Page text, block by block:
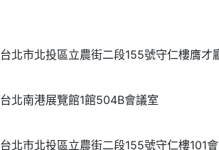
台北市北投區立農街二段155號守仁樓膺才
台北南港展覽館1館504B會議室
台北市北投區立農街二段155號守仁樓101